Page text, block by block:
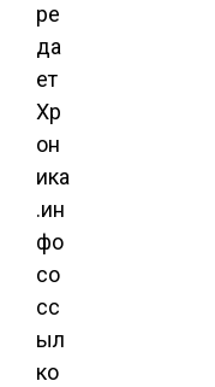
ре
да
ет
Хр
он
ика
.ин
фо
со
сс
ыл
ко